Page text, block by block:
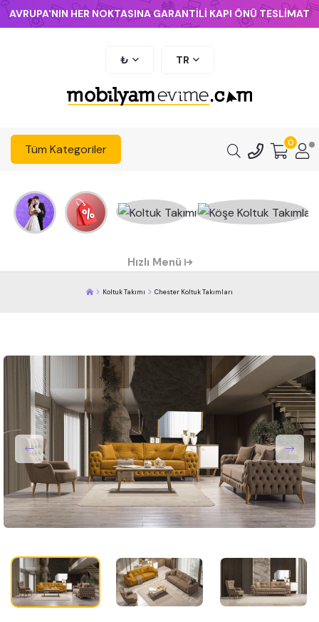
AVRUPA'NIN HER NOKTASINA GARANTİLİ KAPI ÖNÜ TESLİMAT
₺ TR
Tüm Kategoriler 0
Hızlı Menü
Koltuk Takımı Chester Koltuk Takımları